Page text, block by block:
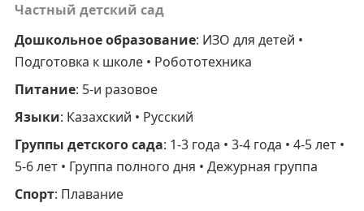
Частный детский сад
Дошкольное образование: ИЗО для детей •
Подготовка к школе • Робототехника
Питание: 5-и разовое
Языки: Казахский • Русский
Группы детского сада: 1-3 года • 3-4 года • 4-5 лет •
5-6 лет • Группа полного дня • Дежурная группа
Спорт: Плавание